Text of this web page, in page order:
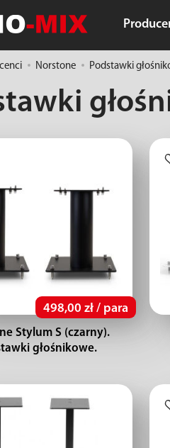
Norstone Podstawki
498,00 zł / para
Stylum S (czarny).
głośnikowe.